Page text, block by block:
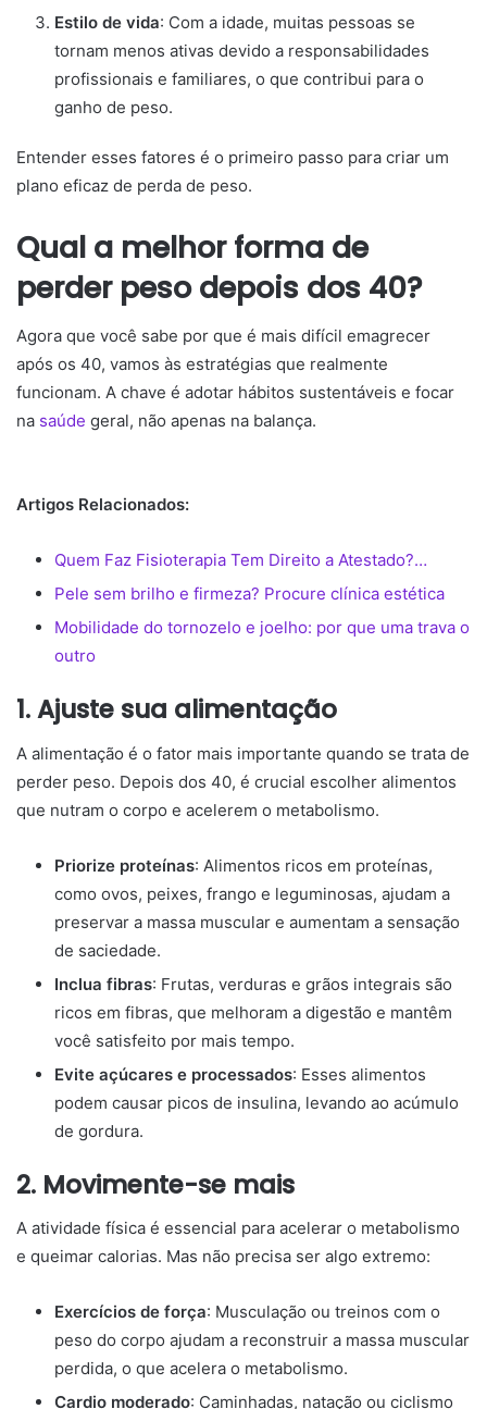
Estilo de vida: Com a idade, muitas pessoas se
tornam menos ativas devido a responsabilidades
profissionais e familiares, o que contribui para o
ganho de peso.
Entender esses fatores é o primeiro passo para criar um
plano eficaz de perda de peso.
Qual a melhor forma de
perder peso depois dos 40?
Agora que você sabe por que é mais difícil emagrecer
após os 40, vamos às estratégias que realmente
funcionam. A chave é adotar hábitos sustentáveis e focar
na saúde geral, não apenas na balança.
Artigos Relacionados:
Quem Faz Fisioterapia Tem Direito a Atestado?…
Pele sem brilho e firmeza? Procure clínica estética
Mobilidade do tornozelo e joelho: por que uma trava o
outro
1. Ajuste sua alimentação
A alimentação é o fator mais importante quando se trata de
perder peso. Depois dos 40, é crucial escolher alimentos
que nutram o corpo e acelerem o metabolismo.
Priorize proteínas: Alimentos ricos em proteínas,
como ovos, peixes, frango e leguminosas, ajudam a
preservar a massa muscular e aumentam a sensação
de saciedade.
Inclua fibras: Frutas, verduras e grãos integrais são
ricos em fibras, que melhoram a digestão e mantêm
você satisfeito por mais tempo.
Evite açúcares e processados: Esses alimentos
podem causar picos de insulina, levando ao acúmulo
de gordura.
2. Movimente-se mais
A atividade física é essencial para acelerar o metabolismo
e queimar calorias. Mas não precisa ser algo extremo:
Exercícios de força: Musculação ou treinos com o
peso do corpo ajudam a reconstruir a massa muscular
perdida, o que acelera o metabolismo.
Cardio moderado: Caminhadas, natação ou ciclismo